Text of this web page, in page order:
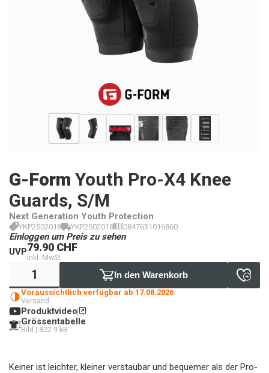
G-Form Youth Pro-X4 Knee
Guards, S/M
Next Generation Youth Protection
YKP2502018 YKP2502018 0847631016860
Einloggen um Preis zu sehen
UVP79.90 CHF
inkl. MwSt.
In den Warenkorb
Voraussichtlich verfügbar ab 17.08.2026
Versand
Produktvideo
Grössentabelle
Bild | 822.9 kB
Keiner ist leichter, kleiner verstaubar und bequemer als der Pro-